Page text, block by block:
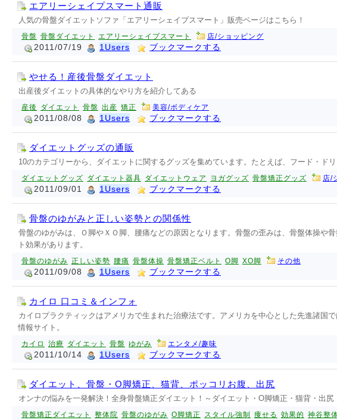
エアリーシェイプスマート通販
人気の骨盤ダイエットソファ「エアリーシェイプスマート」販売ページはこちら！
骨盤 骨盤ダイエット エアリーシェイプスマート 店/ショッピング
2011/07/19 1Users ブックマークする
やせる！産後骨盤ダイエット
出産後ダイエットの具体的なやり方を紹介してある
産後 ダイエット 骨盤 出産 矯正 美容/ボディケア
2011/08/08 1Users ブックマークする
ダイエットグッズの通販
10のカテゴリーから、ダイエットに関するグッズを集めています。たとえば、フード・ド
ダイエットグッズ ダイエット器具 ダイエットウェア ヨガグッズ 骨盤矯正グッズ 店/
2011/09/01 1Users ブックマークする
骨盤のゆがみと正しい姿勢との関係性
骨盤のゆがみは、Ｏ脚やＸＯ脚、腰痛などの原因となります。骨盤の歪みは、骨盤体操や
ト効果があります。
骨盤のゆがみ 正しい姿勢 腰痛 骨盤体操 骨盤矯正ベルト O脚 XO脚 その他
2011/09/08 1Users ブックマークする
カイロ 口コミ＆インフォ
カイロプラクティックはアメリカで生まれた治療法です。アメリカを中心とした先進諸国
情報サイト。
カイロ 治療 ダイエット 骨盤 ゆがみ エンタメ/趣味
2011/10/14 1Users ブックマークする
ダイエット、骨盤・O脚矯正、猫背、ポッコリお腹、出尻
オンナの悩みを一発解決！全身骨盤矯正ダイエット！～ダイエット・O脚矯正・猫背・出尻
骨盤矯正ダイエット 整体院 骨盤のゆがみ O脚矯正 スタイル強制 痩せる 効果的 神谷整